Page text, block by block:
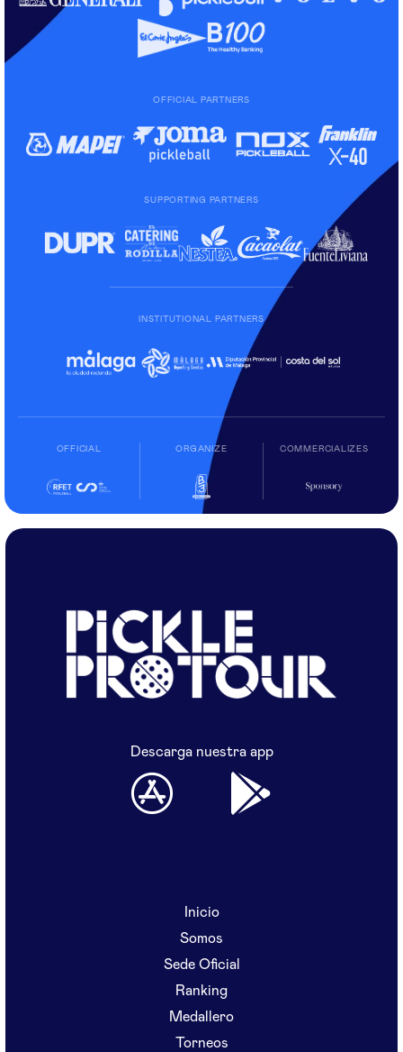
OFFICIAL PARTNERS
SUPPORTING PARTNERS
INSTITUTIONAL PARTNERS
OFFICIAL ORGANIZE COMMERCIALIZES
Descarga nuestra app
Inicio
Somos
Sede Oficial
Ranking
Medallero
Torneos